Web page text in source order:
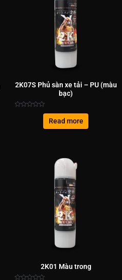
2K07S Phủ sàn xe tải – PU (màu
bạc)
Read more
2K01 Màu trong